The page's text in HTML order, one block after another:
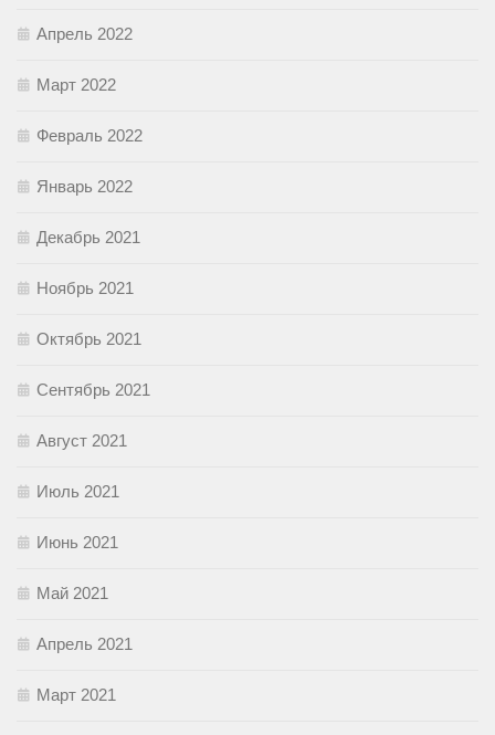
Апрель 2022
Март 2022
Февраль 2022
Январь 2022
Декабрь 2021
Ноябрь 2021
Октябрь 2021
Сентябрь 2021
Август 2021
Июль 2021
Июнь 2021
Май 2021
Апрель 2021
Март 2021